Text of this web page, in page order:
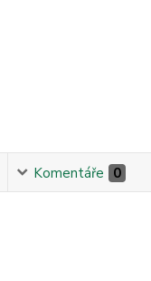
Komentáře 0